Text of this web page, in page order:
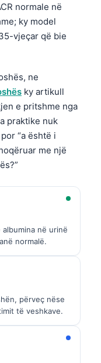
normale në
ky model
vjeçar që bie
ne
ky artikull
e pritshme nga
praktike nuk
“a është i
me një
në urinë
normalë.
përveç nëse
të veshkave.